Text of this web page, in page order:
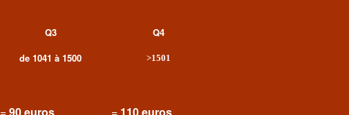
Q3
de 1041 à 1500
Q4
>1501